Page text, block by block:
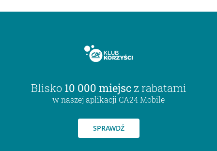
Blisko 10 000 miejsc z rabatami
w naszej aplikacji CA24 Mobile
SPRAWDŹ